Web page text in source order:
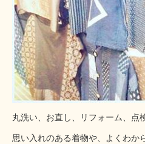
丸洗い、お直し、リフォーム、点
思い入れのある着物や、よくわか